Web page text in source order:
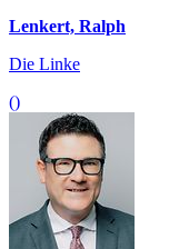
Lenkert, Ralph
Die Linke
()